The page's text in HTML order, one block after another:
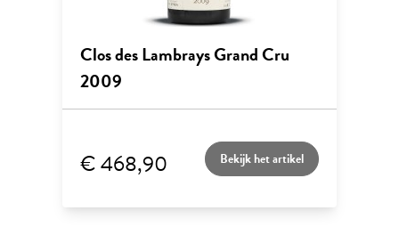
Clos des Lambrays Grand Cru
2009
€ 468,90 Bekijk het artikel